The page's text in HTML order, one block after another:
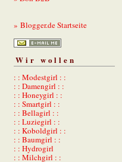
» Blogger.de Startseite
Wir wollen
: : Modestgirl : :
: : Damengirl : :
: : Honeygirl : :
: : Smartgirl : :
: : Bellagirl : :
: : Luziegirl : :
: : Koboldgirl : :
: : Baumgirl : :
: : Hydrogirl
: : Milchgirl : :